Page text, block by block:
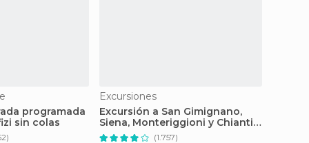
programada
sin colas
Excursiones
Excursión a San Gimignano,
Siena, Monteriggioni y Chianti
desde Florencia
(1.757)